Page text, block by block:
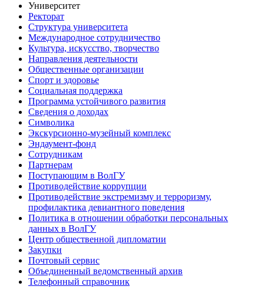
Университет
Ректорат
Структура университета
Международное сотрудничество
Культура, искусство, творчество
Направления деятельности
Общественные организации
Спорт и здоровье
Социальная поддержка
Программа устойчивого развития
Сведения о доходах
Символика
Экскурсионно-музейный комплекс
Эндаумент-фонд
Сотрудникам
Партнерам
Поступающим в ВолГУ
Противодействие коррупции
Противодействие экстремизму и терроризму,
профилактика девиантного поведения
Политика в отношении обработки персональных
данных в ВолГУ
Центр общественной дипломатии
Закупки
Почтовый сервис
Объединенный ведомственный архив
Телефонный справочник